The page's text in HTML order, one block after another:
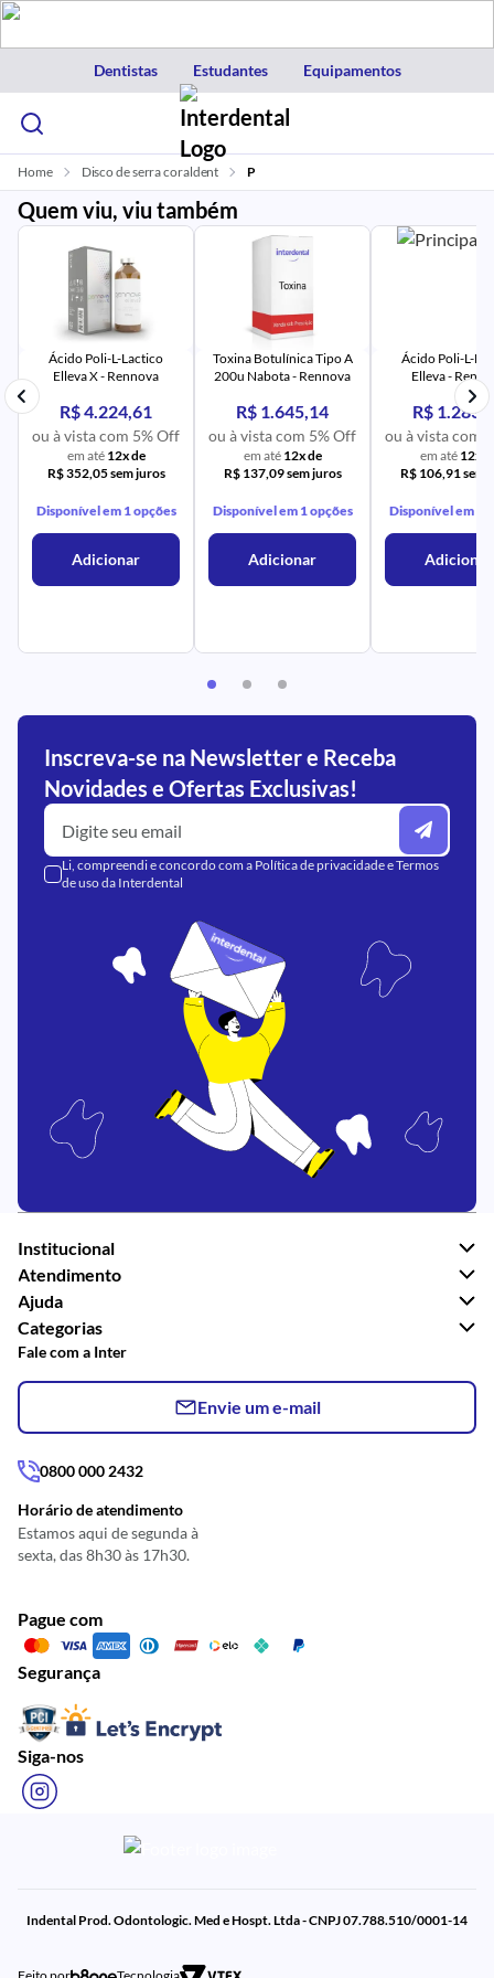
Dentistas Estudantes Equipamentos
Home Disco de serra coraldent P
Quem viu, viu também
UR
Ácido Poli-L-Lactico
Elleva X - Rennova
R$ 4.224,61
ou à vista com 5% Off
em até 12x de
R$ 352,05 sem juros
Disponível em 1 opções
Adicionar
Toxina Botulínica Tipo A
200u Nabota - Rennova
R$ 1.645,14
ou à vista com 5% Off
em até 12x de
R$ 137,09 sem juros
Disponível em 1 opções
Adicionar
Ácido Poli-L-
Elleva -
R$
ou à vista com
em até 12x
R$ 106,91 sem
Disponível em 1
Adicionar
Inscreva-se na Newsletter e Receba
Novidades e Ofertas Exclusivas!
Li, compreendi e concordo com a Política de privacidadeeTermos
de usoda Interdental
Institucional
Atendimento
Ajuda
Categorias
Fale com a Inter
Envie um e-mail
0800 000 2432
Horário de atendimento
Estamos aqui de segunda à
sexta, das 8h30 às 17h30.
Pague com
Segurança
Siga-nos
Indental Prod. Odontologic. Med e Hospt. Ltda - CNPJ 07.788.510/0001-14